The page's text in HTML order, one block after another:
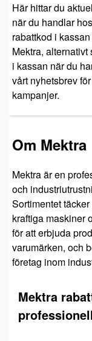
Här hittar du
när du handlar
rabattkod i
Mektra,
i kassan när du
vårt nyhetsbrev
kampanjer.
Om Mektra
Mektra är en
och
Sortimentet
kraftiga maskiner
för att erbjuda
varumärken, och
företag inom
Mektra